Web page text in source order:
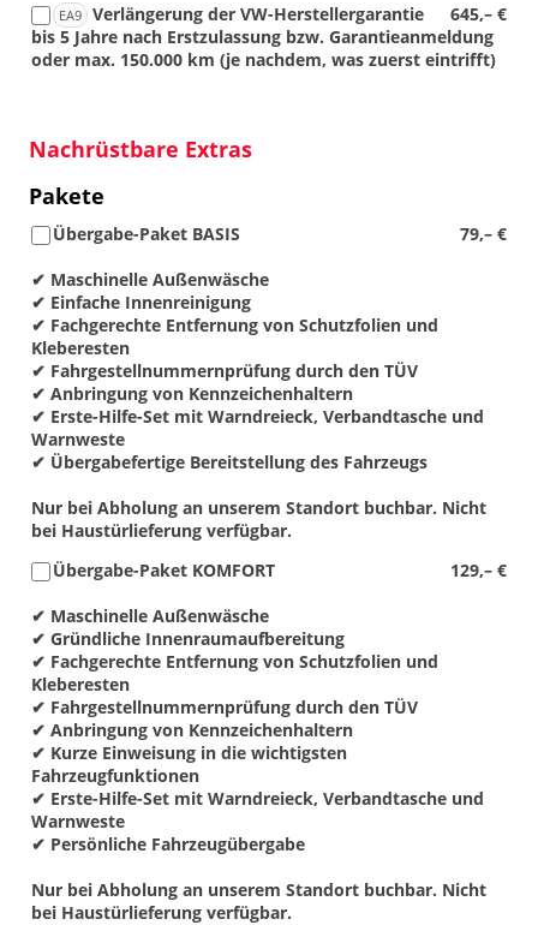
EA9 645,– €
Verlängerung der VW-Herstellergarantie
bis 5 Jahre nach Erstzulassung bzw. Garantieanmeldung
oder max. 150.000 km (je nachdem, was zuerst eintrifft)
Nachrüstbare Extras
Pakete
79,– €
Übergabe-Paket BASIS
✔ Maschinelle Außenwäsche
✔ Einfache Innenreinigung
✔ Fachgerechte Entfernung von Schutzfolien und
Kleberesten
✔ Fahrgestellnummernprüfung durch den TÜV
✔ Anbringung von Kennzeichenhaltern
✔ Erste-Hilfe-Set mit Warndreieck, Verbandtasche und
Warnweste
✔ Übergabefertige Bereitstellung des Fahrzeugs
Nur bei Abholung an unserem Standort buchbar. Nicht
bei Haustürlieferung verfügbar.
129,– €
Übergabe-Paket KOMFORT
✔ Maschinelle Außenwäsche
✔ Gründliche Innenraumaufbereitung
✔ Fachgerechte Entfernung von Schutzfolien und
Kleberesten
✔ Fahrgestellnummernprüfung durch den TÜV
✔ Anbringung von Kennzeichenhaltern
✔ Kurze Einweisung in die wichtigsten
Fahrzeugfunktionen
✔ Erste-Hilfe-Set mit Warndreieck, Verbandtasche und
Warnweste
✔ Persönliche Fahrzeugübergabe
Nur bei Abholung an unserem Standort buchbar. Nicht
bei Haustürlieferung verfügbar.